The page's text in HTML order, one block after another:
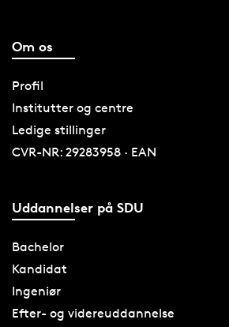
Om os
Profil
Institutter og centre
Ledige stillinger
CVR-NR: 29283958 · EAN
Uddannelser på SDU
Bachelor
Kandidat
Ingeniør
Efter- og videreuddannelse